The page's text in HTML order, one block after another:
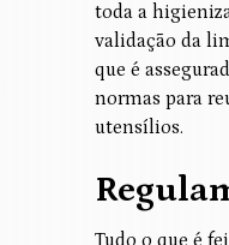
toda a
validação da
que é
normas para
utensílios.
Tudo o que é